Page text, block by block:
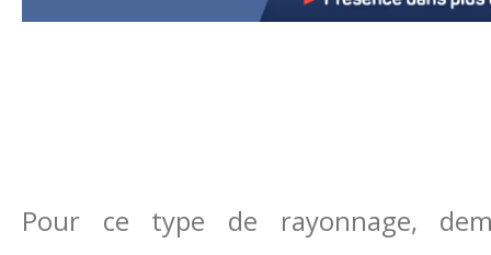
Pour ce type de rayonnage,